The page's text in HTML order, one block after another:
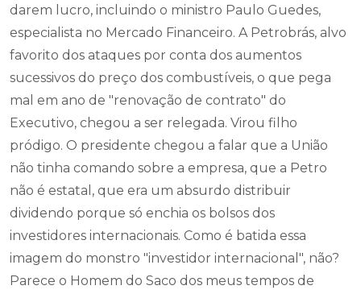
darem lucro, incluindo o ministro Paulo Guedes,
especialista no Mercado Financeiro. A Petrobrás, alvo
favorito dos ataques por conta dos aumentos
sucessivos do preço dos combustíveis, o que pega
mal em ano de "renovação de contrato" do
Executivo, chegou a ser relegada. Virou filho
pródigo. O presidente chegou a falar que a União
não tinha comando sobre a empresa, que a Petro
não é estatal, que era um absurdo distribuir
dividendo porque só enchia os bolsos dos
investidores internacionais. Como é batida essa
imagem do monstro "investidor internacional", não?
Parece o Homem do Saco dos meus tempos de